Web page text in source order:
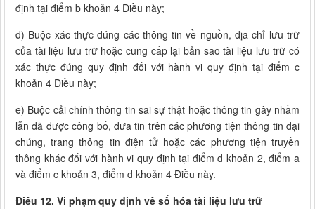
định tại điểm b khoản 4 Điều này;
đ) Buộc xác thực đúng các thông tin về nguồn, địa chỉ lưu trữ
của tài liệu lưu trữ hoặc cung cấp lại bản sao tài liệu lưu trữ có
xác thực đúng quy định đối với hành vi quy định tại điểm c
khoản 4 Điều này;
e) Buộc cải chính thông tin sai sự thật hoặc thông tin gây nhầm
lẫn đã được công bố, đưa tin trên các phương tiện thông tin đại
chúng, trang thông tin điện tử hoặc các phương tiện truyền
thông khác đối với hành vi quy định tại điểm d khoản 2, điểm a
và điểm c khoản 3, điểm d khoản 4 Điều này.
Điều 12. Vi phạm quy định về số hóa tài liệu lưu trữ